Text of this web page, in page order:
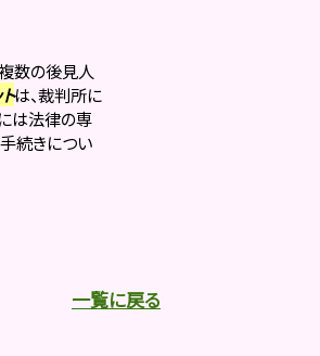
数の後見人
は、裁判所に
は法律の専
続きについ
一覧に戻る